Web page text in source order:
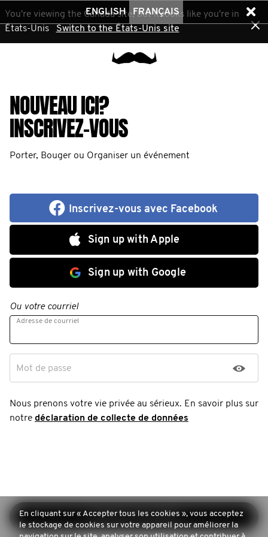
ENGLISH FRANÇAIS
You're viewing the Canada site, but it looks like you're in
États-Unis
Switch to the États-Unis site
NOUVEAU ICI?
INSCRIVEZ-VOUS
Porter, Bouger ou Organiser un événement
Inscrivez-vous avec Facebook
Sign up with Apple
Sign up with Google
Ou votre courriel
Adresse de courriel
Mot de passe
Nous prenons votre vie privée au sérieux. En savoir plus sur
notre déclaration de collecte de données
Continuer l'inscription
En cliquant sur « Accepter tous les cookies », vous acceptez
le stockage de cookies sur votre appareil pour améliorer la